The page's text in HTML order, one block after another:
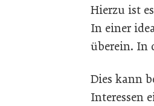
Hierzu ist
In einer
überein. In
Dies kann
Interessen